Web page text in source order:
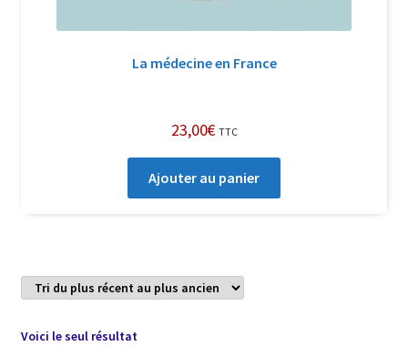
La médecine en France
23,00€ TTC
Ajouter au panier
Voici le seul résultat